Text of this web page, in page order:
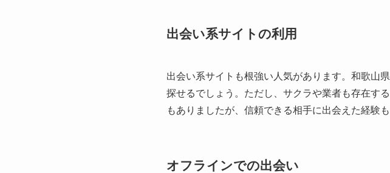
出会い系サイトの利用
出会い系サイトも根強い人気があります。和歌山
探せるでしょう。ただし、サクラや業者も存在す
もありましたが、信頼できる相手に出会えた経験も
オフラインでの出会い